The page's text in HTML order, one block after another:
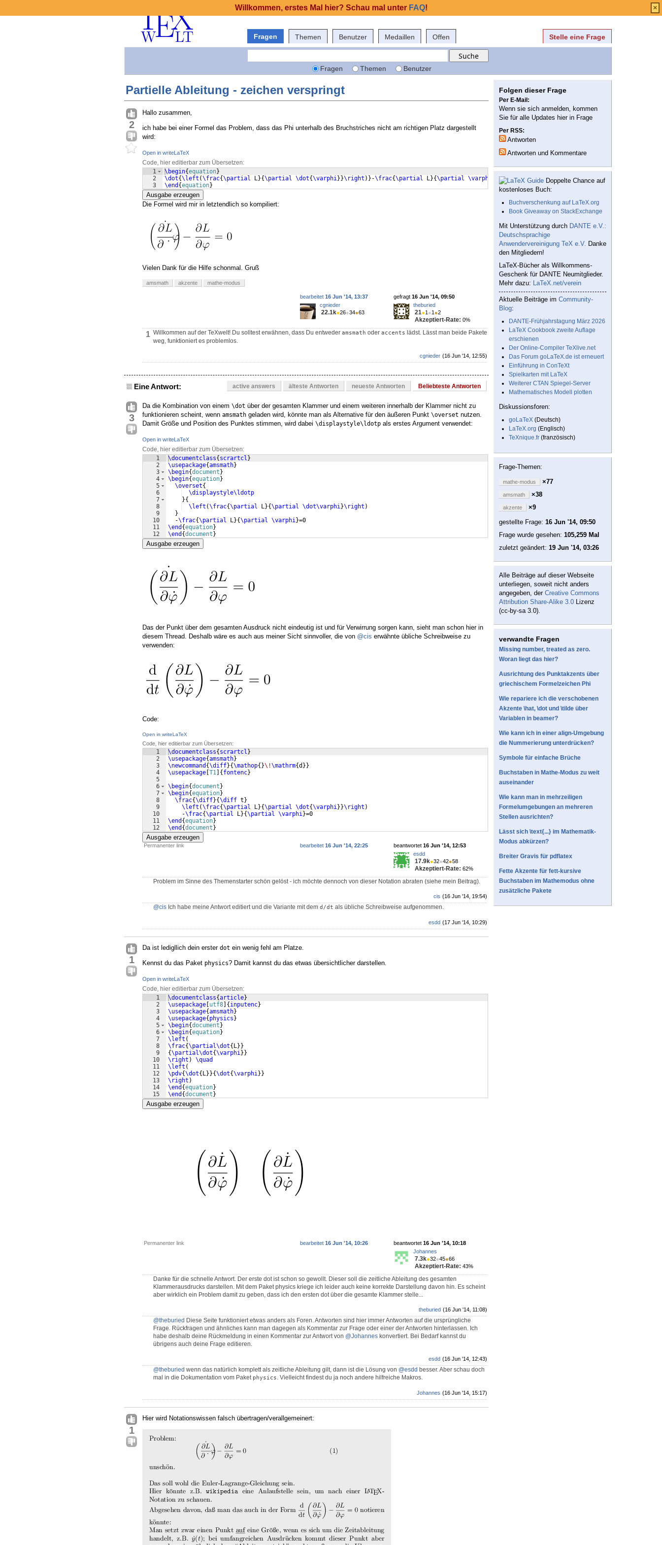
Fragen Themen Benutzer Medaillen Offen Stelle eine Frage
Fragen Themen Benutzer
Partielle Ableitung - zeichen verspringt
2
Hallo zusammen,
ich habe bei einer Formel das Problem, dass das Phi unterhalb des Bruchstriches nicht am richtigen Platz dargestellt
wird:
Open in writeLaTeX
Code, hier editierbar zum Übersetzen:
1
2
3
\begin{equation}
\dot{\left (\frac{\partial L}{\partial \dot{\varphi}}\right )} -\frac{\partial L}{\partial \varphi
=0
\end {equation}
Ausgabe erzeugen
Die Formel wird mir in letztendlich so kompiliert:
Vielen Dank für die Hilfe schonmal. Gruß
amsmath akzente mathe-modus
gefragt 16 Jun '14, 09:50
theburied
21●1 ●1 ●2
Akzeptiert-Rate: 0%
bearbeitet 16 Jun '14, 13:37
cgnieder
22.1k●26●34●63
1 Willkommen auf der TeXwelt! Du solltest erwähnen, dass Du entweder amsmath oder accents lädst. Lässt man beide Pakete
weg, funktioniert es problemlos.
(16 Jun '14, 12:55)
cgnieder
Eine Antwort: active answers älteste Antworten neueste Antworten Beliebteste Antworten
3
Da die Kombination von einem \dot über der gesamten Klammer und einem weiteren innerhalb der Klammer nicht zu
funktionieren scheint, wenn amsmath geladen wird, könnte man als Alternative für den äußeren Punkt \overset nutzen.
Damit Größe und Position des Punktes stimmen, wird dabei \displaystyle\ldotp als erstes Argument verwendet:
Open in writeLaTeX
Code, hier editierbar zum Übersetzen:
1
2
3
4
5
6
7
8
9
10
11
12
\documentclass{ scrartcl }
\usepackage{amsmath}
\begin{document }
\begin{equation}
\overset{
\displaystyle\ldotp
}{
\left (\frac{\partial L}{\partial \dot\varphi}\right )
}
  -
\frac{\partial L}{\partial \varphi}=0
\end {equation}
\end {document }
Ausgabe erzeugen
Das der Punkt über dem gesamten Ausdruck nicht eindeutig ist und für Verwirrung sorgen kann, sieht man schon hier in
diesem Thread. Deshalb wäre es auch aus meiner Sicht sinnvoller, die von @cis erwähnte übliche Schreibweise zu
verwenden:
Code:
Open in writeLaTeX
Code, hier editierbar zum Übersetzen:
1
2
3
4
5
6
7
8
9
10
11
12
\documentclass{ scrartcl }
\usepackage{amsmath}
\newcommand {\diff}{\mathop{ }\!\mathrm{d }}
\usepackage T1 { fontenc}
\begin{document }
\begin{equation}
\frac{\diff}{\diff t }
\left (\frac{\partial L}{\partial \dot{\varphi}}\right )
    -
\frac{\partial L}{\partial \varphi}=0
\end {equation}
\end {document }
Ausgabe erzeugen
Permanenter link beantwortet 16 Jun '14, 12:53
esdd
17.9k●32●42●58
Akzeptiert-Rate: 62%
bearbeitet 16 Jun '14, 22:25
Problem im Sinne des Themenstarter schön gelöst - ich möchte dennoch von dieser Notation abraten (siehe mein Beitrag).
(16 Jun '14, 19:54)
cis
@cis Ich habe meine Antwort editiert und die Variante mit dem d/dt als übliche Schreibweise aufgenommen.
(17 Jun '14, 10:29)
esdd
1
Da ist ledigllich dein erster dot ein wenig fehl am Platze.
Kennst du das Paket physics? Damit kannst du das etwas übersichtlicher darstellen.
Open in writeLaTeX
Code, hier editierbar zum Übersetzen:
1
2
3
4
5
6
7
8
9
10
11
12
13
14
15
\documentclass{article}
\usepackage utf8 { inputenc}
\usepackage{amsmath}
\usepackage{ physics }
\begin{document }
\begin{equation}
\left (
\frac{\partial\dot{ L}}
{\partial\dot{\varphi}}
\right )
\quad
\left (
\pdv{\dot{ L}}{\dot{\varphi}}
\right )
\end {equation}
\end {document }
Ausgabe erzeugen
Permanenter link beantwortet 16 Jun '14, 10:18
Johannes
7.3k●32●45●66
Akzeptiert-Rate: 43%
bearbeitet 16 Jun '14, 10:26
Danke für die schnelle Antwort. Der erste dot ist schon so gewollt. Dieser soll die zeitliche Ableitung des gesamten
Klammerausdrucks darstellen. Mit dem Paket physics kriege ich leider auch keine korrekte Darstellung davon hin. Es scheint
aber wirklich ein Problem damit zu geben, dass ich den ersten dot über die gesamte Klammer stelle...
(16 Jun '14, 11:08)
theburied
@theburied Diese Seite funktioniert etwas anders als Foren. Antworten sind hier immer Antworten auf die ursprüngliche
Frage. Rückfragen und ähnliches kann man dagegen als Kommentar zur Frage oder einer der Antworten hinterlassen. Ich
habe deshalb deine Rückmeldung in einen Kommentar zur Antwort von @Johannes konvertiert. Bei Bedarf kannst du
übrigens auch deine Frage editieren.
(16 Jun '14, 12:43)
esdd
@theburied wenn das natürlich komplett als zeitliche Ableitung gilt, dann ist die Lösung von @esdd besser. Aber schau doch
mal in die Dokumentation vom Paket physics. Vielleicht findest du ja noch andere hilfreiche Makros.
(16 Jun '14, 15:17)
Johannes
1
Hier wird Notationswissen falsch übertragen/verallgemeinert:
Folgen dieser Frage
Per E-Mail:
Wenn sie sich anmelden, kommen
Sie für alle Updates hier in Frage
Per RSS:
Antworten
Antworten und Kommentare
Doppelte Chance auf
kostenloses Buch:
Buchverschenkung auf LaTeX.org
Book Giveaway on StackExchange
Mit Unterstützung durch DANTE e.V.:
Deutschsprachige
Anwendervereinigung TeX e.V. Danke
den Mitgliedern!
LaTeX-Bücher als Willkommens-
Geschenk für DANTE Neumitglieder.
Mehr dazu: LaTeX.net/verein
Aktuelle Beiträge im Community-
Blog:
DANTE-Frühjahrstagung März 2026
LaTeX Cookbook zweite Auflage
erschienen
Der Online-Compiler TeXlive.net
Das Forum goLaTeX.de ist erneuert
Einführung in ConTeXt
Spielkarten mit LaTeX
Weiterer CTAN Spiegel-Server
Mathematisches Modell plotten
Diskussionsforen:
goLaTeX (Deutsch)
LaTeX.org (Englisch)
TeXnique.fr (französisch)
Frage-Themen:
mathe-modus ×77
amsmath ×38
akzente
×9
gestellte Frage: 16 Jun '14, 09:50
Frage wurde gesehen: 105,259 Mal
zuletzt geändert: 19 Jun '14, 03:26
Alle Beiträge auf dieser Webseite
unterliegen, soweit nicht anders
angegeben, der Creative Commons
Attribution Share-Alike 3.0 Lizenz
(cc-by-sa 3.0).
verwandte Fragen
Missing number, treated as zero.
Woran liegt das hier?
Ausrichtung des Punktakzents über
griechischem Formelzeichen Phi
Wie repariere ich die verschobenen
Akzente \hat, \dot und \tilde über
Variablen in beamer?
Wie kann ich in einer align-Umgebung
die Nummerierung unterdrücken?
Symbole für einfache Brüche
Buchstaben in Mathe-Modus zu weit
auseinander
Wie kann man in mehrzeiligen
Formelumgebungen an mehreren
Stellen ausrichten?
Lässt sich \text{...} im Mathematik-
Modus abkürzen?
Breiter Gravis für pdflatex
Fette Akzente für fett-kursive
Buchstaben im Mathemodus ohne
zusätzliche Pakete
Willkommen, erstes Mal hier? Schau mal unter FAQ! ×